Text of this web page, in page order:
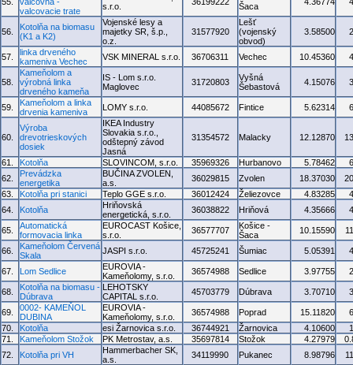
valcovacie trate
s.r.o.
Šaca
56.
Kotolňa na biomasu
(K1 a K2)
Vojenské lesy a
majetky SR, š.p.,
o.z.
31577920
Lešť
(vojenský
obvod)
3.58500
57.
linka drveného
kameniva Vechec
VSK MINERAL s.r.o. 36706311 Vechec 10.45360
58.
Kameňolom a
výrobná linka
drveného kameňa
IS - Lom s.r.o.
Maglovec
31720803
Vyšná
Šebastová
4.15076
59.
Kameňolom a linka
drvenia kameniva
LOMY s.r.o. 44085672 Fintice 5.62314
60.
Výroba
drevotrieskových
dosiek
IKEA Industry
Slovakia s.r.o.,
odštepný závod
Jasná
31354572 Malacky 12.12870
61. Kotolňa SLOVINCOM, s.r.o. 35969326 Hurbanovo 5.78462
62.
Prevádzka
energetika
BUČINA ZVOLEN,
a.s.
36029815 Zvolen 18.37030
63.
Kotolňa pri stanici Teplo GGE s.r.o. 36012424 Želiezovce 4.83285
64.
Kotolňa
Hriňovská
energetická, s.r.o.
36038822 Hriňová 4.35666
65.
Automatická
formovacia linka
EUROCAST Košice,
s.r.o.
36577707
Košice -
Šaca
10.15590
66.
Kameňolom Červená
Skala
JASPI s.r.o. 45725241 Šumiac 5.05391
67. Lom Sedlice
EUROVIA -
Kameňolomy, s.r.o.
36574988 Sedlice 3.97755
68.
Kotolňa na biomasu -
Dúbrava
LEHOTSKY
CAPITAL s.r.o.
45703779 Dúbrava 3.70710
69.
0002- KAMEŇOL
DUBINA
EUROVIA -
Kameňolomy, s.r.o.
36574988 Poprad 15.11820
70.
Kotolňa esi Žarnovica s.r.o. 36744921 Žarnovica 4.10600
71.
Kameňolom Stožok PK Metrostav, a.s. 35697814 Stožok 4.27979
72.
Kotolňa pri VH
Hammerbacher SK,
a.s.
34119990 Pukanec 8.98796